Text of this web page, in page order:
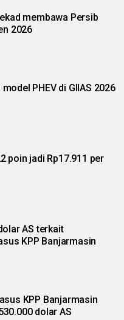
membawa Persib
2026
PHEV di GIIAS 2026
poin jadi Rp17.911 per
AS terkait
KPP Banjarmasin
KPP Banjarmasin
dolar AS